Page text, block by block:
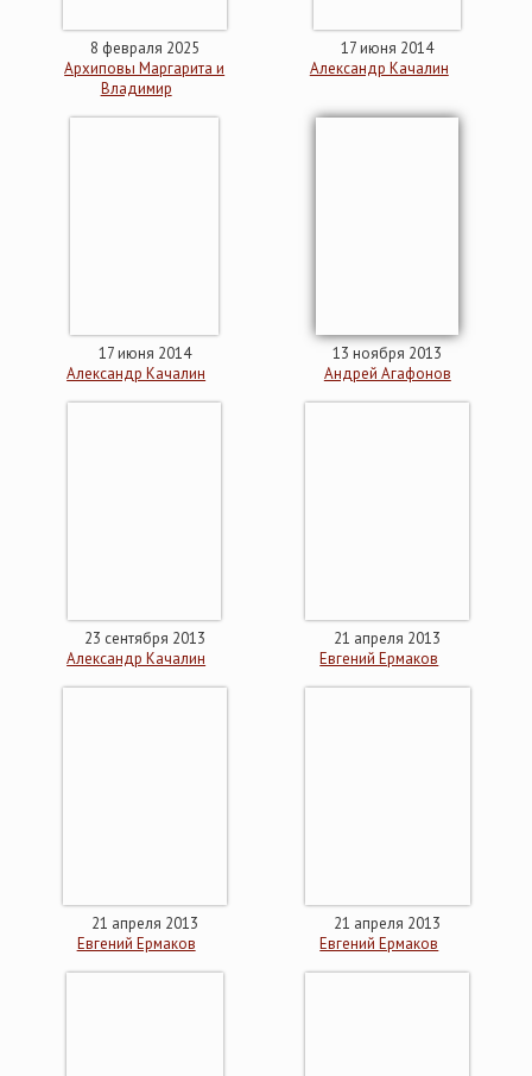
8 февраля 2025
Архиповы Маргарита и
Владимир
17 июня 2014
Александр Качалин
17 июня 2014
Александр Качалин
13 ноября 2013
Андрей Агафонов
23 сентября 2013
Александр Качалин
21 апреля 2013
Евгений Ермаков
21 апреля 2013
Евгений Ермаков
21 апреля 2013
Евгений Ермаков